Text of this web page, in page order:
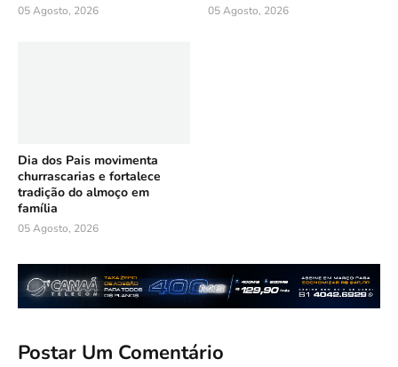
05 Agosto, 2026 05 Agosto, 2026
Dia dos Pais movimenta
churrascarias e fortalece
tradição do almoço em
família
05 Agosto, 2026
Postar Um Comentário